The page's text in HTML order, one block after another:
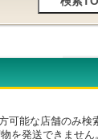
能な店舗のみ検
発送できません